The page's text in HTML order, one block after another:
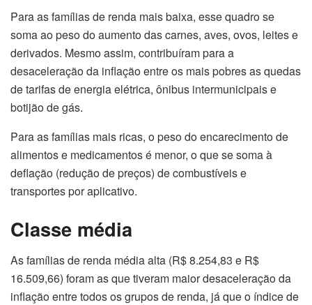
Para as famílias de renda mais baixa, esse quadro se
soma ao peso do aumento das carnes, aves, ovos, leites e
derivados. Mesmo assim, contribuíram para a
desaceleração da inflação entre os mais pobres as quedas
de tarifas de energia elétrica, ônibus intermunicipais e
botijão de gás.
Para as famílias mais ricas, o peso do encarecimento de
alimentos e medicamentos é menor, o que se soma à
deflação (redução de preços) de combustíveis e
transportes por aplicativo.
Classe média
As famílias de renda média alta (R$ 8.254,83 e R$
16.509,66) foram as que tiveram maior desaceleração da
inflação entre todos os grupos de renda, já que o índice de